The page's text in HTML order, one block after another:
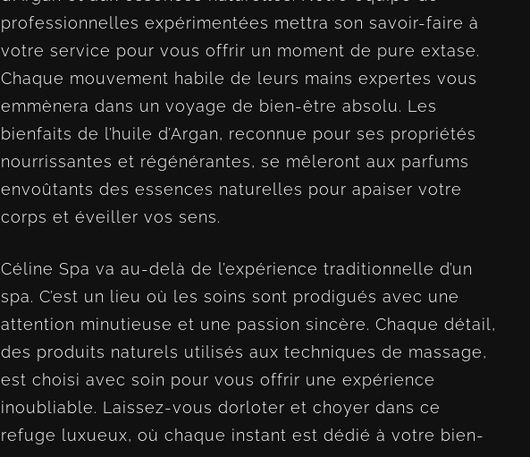
professionnelles expérimentées mettra son savoir-faire à
votre service pour vous offrir un moment de pure extase.
Chaque mouvement habile de leurs mains expertes vous
emmènera dans un voyage de bien-être absolu. Les
bienfaits de l’huile d’Argan, reconnue pour ses propriétés
nourrissantes et régénérantes, se mêleront aux parfums
envoûtants des essences naturelles pour apaiser votre
corps et éveiller vos sens.
Céline Spa va au-delà de l’expérience traditionnelle d’un
spa. C’est un lieu où les soins sont prodigués avec une
attention minutieuse et une passion sincère. Chaque détail,
des produits naturels utilisés aux techniques de massage,
est choisi avec soin pour vous offrir une expérience
inoubliable. Laissez-vous dorloter et choyer dans ce
refuge luxueux, où chaque instant est dédié à votre bien-